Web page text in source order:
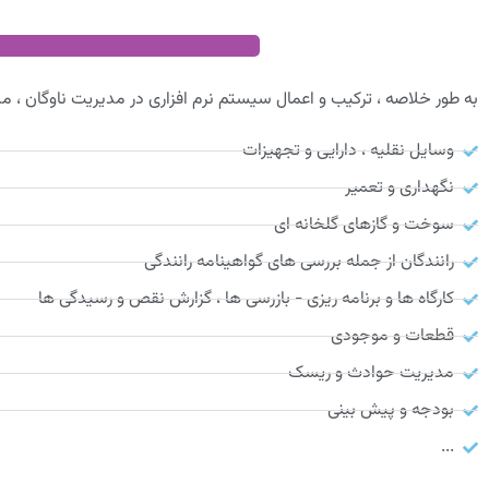
به طور خلاصه ، ترکیب و اعمال سیستم نرم افزاری در مدیریت ناوگان ،
وسایل نقلیه ، دارایی و تجهیزات
نگهداری و تعمیر
سوخت و گازهای گلخانه ای
رانندگان از جمله بررسی های گواهینامه رانندگی
کارگاه ها و برنامه ریزی - بازرسی ها ، گزارش نقص و رسیدگی ها
قطعات و موجودی
مدیریت حوادث و ریسک
بودجه و پیش بینی
...